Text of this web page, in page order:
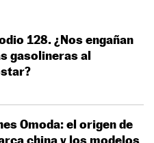
128. ¿Nos engañan
gasolineras al
Omoda: el origen de
china y los modelos